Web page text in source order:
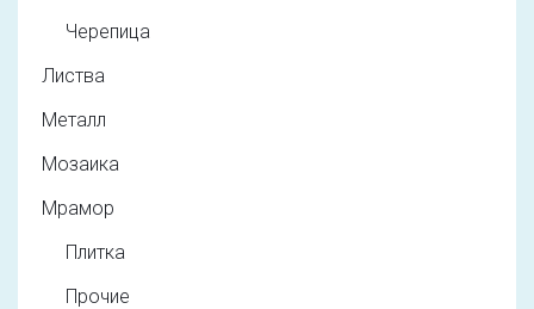
Черепица
Листва
Металл
Мозаика
Мрамор
Плитка
Прочие